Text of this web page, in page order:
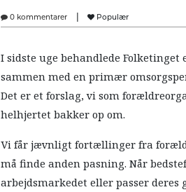
0 kommentarer Populær
I sidste uge behandlede
sammen med en primær
Det er et forslag, vi som
helhjertet bakker op om.
Vi får jævnligt fortællinger fra
må finde anden pasning. Når
arbejdsmarkedet eller passer